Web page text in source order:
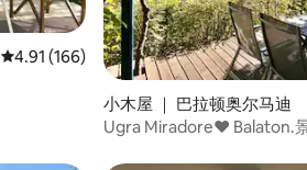
平均评分 4.91 分（满分 5 分），共 166 条
4.91 (166)
小木屋 ｜ 巴拉顿奥尔马迪
Ugra Miradore♥ Balaton.